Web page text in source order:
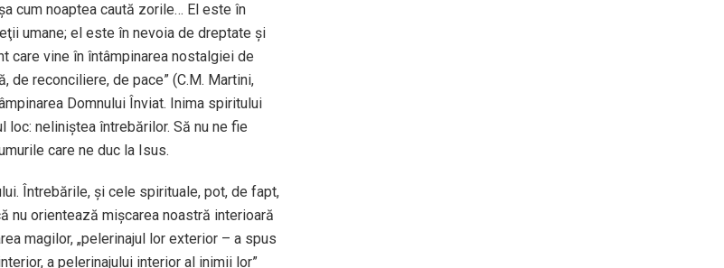
cum noaptea caută zorile… El este în
umane; el este în nevoia de dreptate şi
care vine în întâmpinarea nostalgiei de
reconciliere, de pace” (C.M. Martini,
Domnului Înviat. Inima spiritului
loc: neliniştea întrebărilor. Să nu ne fie
care ne duc la Isus.
Întrebările, şi cele spirituale, pot, de fapt,
nu orientează mişcarea noastră interioară
magilor, „pelerinajul lor exterior – a spus
a pelerinajului interior al inimii lor”